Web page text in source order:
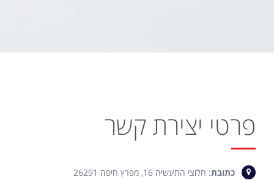
פרטי יצירת קשר
כתובת: חלוצי התעשיה 16, מפרץ חיפה 26291